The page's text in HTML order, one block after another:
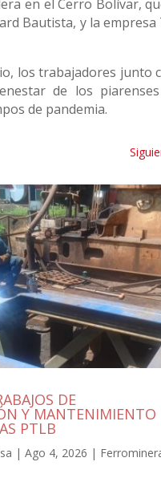
en el Cerro Bolívar,
Bautista, y la empresa
los trabajadores junto
de los
de pandemia.
DE
Y MANTENIMIENTO
PTLB
| Ago 4, 2026 |